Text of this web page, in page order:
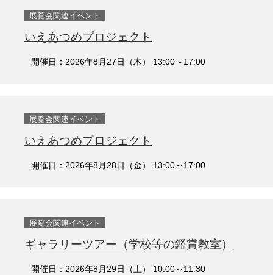
展覧会関連イベント
いえあつめプロジェクト
開催日：2026年8月27日（木） 13:00～17:00
展覧会関連イベント
いえあつめプロジェクト
開催日：2026年8月28日（金） 13:00～17:00
展覧会関連イベント
ギャラリーツアー（学校等の鑑賞教室）
開催日：2026年8月29日（土） 10:00～11:30